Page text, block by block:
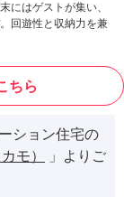
にはゲストが集い、
回遊性と収納力を兼
ちら
ション住宅の
モ）
」よりご